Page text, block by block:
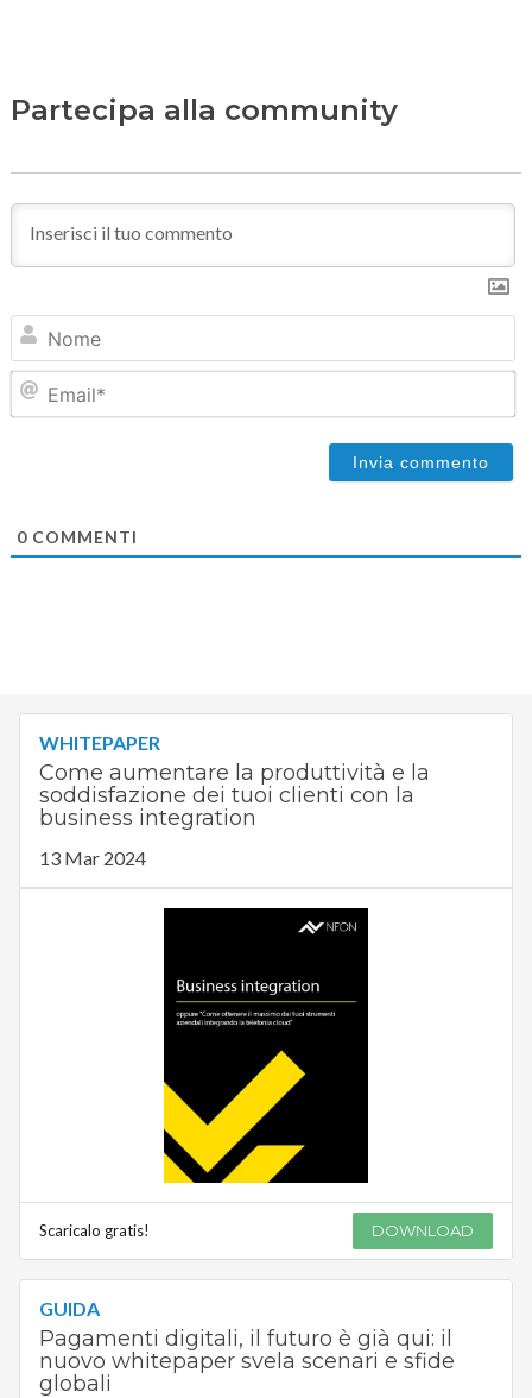
Partecipa alla community
0COMMENTI
WHITEPAPER
Come aumentare la produttività e la
soddisfazione dei tuoi clienti con la
business integration
13 Mar 2024
Scaricalo gratis! DOWNLOAD
GUIDA
Pagamenti digitali, il futuro è già qui: il
nuovo whitepaper svela scenari e sfide
globali